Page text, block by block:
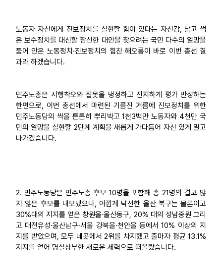
노동자 자신에게 진보정치를 실현할 힘이 있다는 자신감, 낡고 썩
은 보수정치를 대신할 참신한 대안을 찾으려는 국민 다수의 열망을
품어 안은 노동정치·진보정치의 힘찬 해오름이 바로 이번 총선 결
과라 하겠습니다.
민주노총은 시행착오와 잘못을 냉정하고 진지하게 평가 반성하는
한편으로, 이번 총선에서 마련된 기름진 거름에 진보정치를 위한
민주노동당의 싹을 튼튼히 뿌리박고 1천3백만 노동자와 4천만 국
민의 열망을 실현할 2단계 계획을 새롭게 가다듬어 자신 있게 밀고
나가겠습니다.
2. 민주노동당은 민주노총 후보 10명을 포함해 총 21명의 결코 많
지 않은 후보를 내보냈으나, 아깝게 낙선한 울산 북구는 물론이고
30%대의 지지를 얻은 창원을·울산동구, 20% 대의 성남중원 그리
고 대전유성·울산남구·서울 강북을·천안을 등에서 10% 이상의 지
지를 받았으며, 모두 네곳에서 2위를 차지했고 출마자 평균 13.1%
지지를 얻어 명실상부한 새로운 세력으로 떠올랐습니다.